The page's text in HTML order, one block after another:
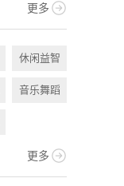
更多
休闲益智
音乐舞蹈
更多